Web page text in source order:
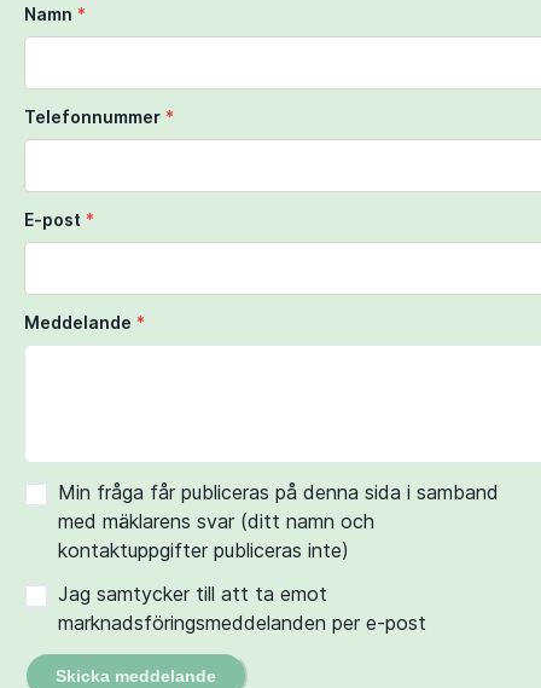
Namn *
Telefonnummer *
E-post *
Meddelande *
Min fråga får publiceras på denna sida i samband
med mäklarens svar (ditt namn och
kontaktuppgifter publiceras inte)
Jag samtycker till att ta emot
marknadsföringsmeddelanden per e-post
Skicka meddelande